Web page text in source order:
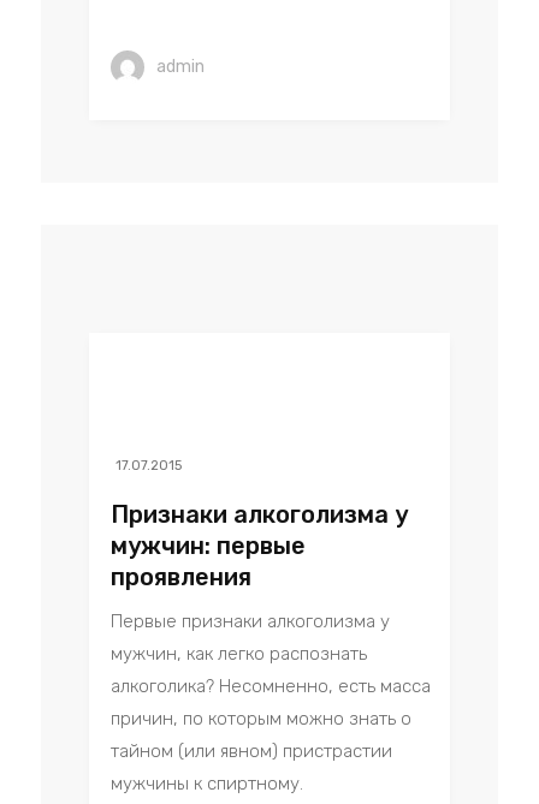
admin
17.07.2015
Признаки алкоголизма у
мужчин: первые
проявления
Первые признаки алкоголизма у
мужчин, как легко распознать
алкоголика? Несомненно, есть масса
причин, по которым можно знать о
тайном (или явном) пристрастии
мужчины к спиртному.